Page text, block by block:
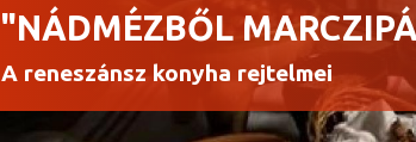
"NÁDMÉZBŐL
A reneszánsz konyha rejtelmei